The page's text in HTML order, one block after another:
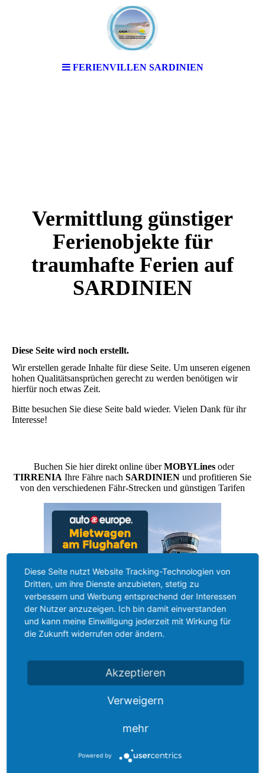
FERIENVILLEN SARDINIEN
Vermittlung günstiger
Ferienobjekte für
traumhafte Ferien auf
SARDINIEN
Diese Seite wird noch erstellt.
Wir erstellen gerade Inhalte für diese Seite. Um unseren eigenen
hohen Qualitätsansprüchen gerecht zu werden benötigen wir
hierfür noch etwas Zeit.
Bitte besuchen Sie diese Seite bald wieder. Vielen Dank für ihr
Interesse!
Buchen Sie hier direkt online überMOBYLines oder
TIRRENIA Ihre Fähre nach SARDINIEN und profitieren Sie
von den verschiedenen Fähr-Strecken und günstigen Tarifen
Ihren Mietwagen fürSARDINIENhier direkt Online buchen
Diese Seite nutzt Website Tracking-Technologien von
Dritten, um ihre Dienste anzubieten, stetig zu
verbessern und Werbung entsprechend der Interessen
der Nutzer anzuzeigen. Ich bin damit einverstanden
und kann meine Einwilligung jederzeit mit Wirkung für
die Zukunft widerrufen oder ändern.
Akzeptieren
Verweigern
mehr
Powered by